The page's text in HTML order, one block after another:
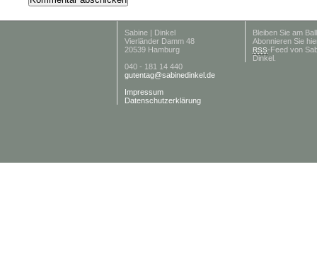
Sabine | Dinkel
Vierländer Damm 48
20539 Hamburg
040 - 181 14 440
gutentag@sabinedinkel.de
Impressum
Datenschutzerklärung
Bleiben Sie am
Abonnieren Sie
RSS-Feed von
Dinkel.